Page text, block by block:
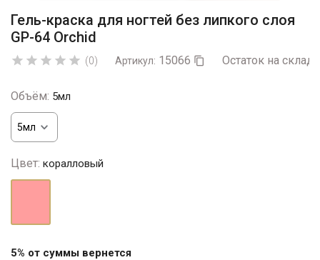
Гель-краска для ногтей без липкого слоя
GP-64 Orchid
     (0) Артикул: 15066  Остаток на
Объём: 5мл
Цвет: коралловый
5% от суммы вернется